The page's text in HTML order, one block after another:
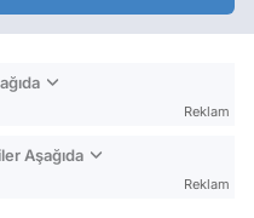
Reklam
Aşağıda
Reklam